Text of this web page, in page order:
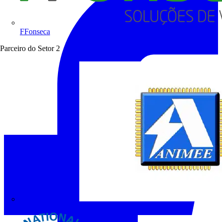
FFonseca
Parceiro do Setor 2